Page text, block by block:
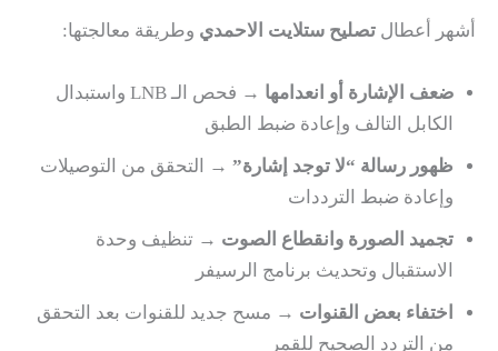
أشهر أعطال تصليح ستلايت الاحمدي وطريقة معالجتها:
ضعف الإشارة أو انعدامها
→ فحص الـ LNB واستبدال
الكابل التالف وإعادة ضبط الطبق
ظهور رسالة “لا توجد إشارة” → التحقق من التوصيلات
وإعادة ضبط الترددات
تجميد الصورة وانقطاع الصوت → تنظيف وحدة
الاستقبال وتحديث برنامج الرسيفر
اختفاء بعض القنوات → مسح جديد للقنوات بعد التحقق
من التردد الصحيح للقمر